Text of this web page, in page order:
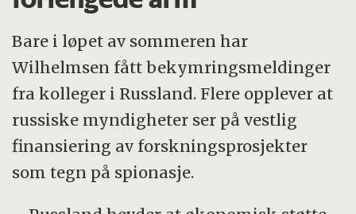
Bare i løpet av sommeren har
Wilhelmsen fått bekymringsmeldinger
fra kolleger i Russland. Flere opplever at
russiske myndigheter ser på vestlig
finansiering av forskningsprosjekter
som tegn på spionasje.